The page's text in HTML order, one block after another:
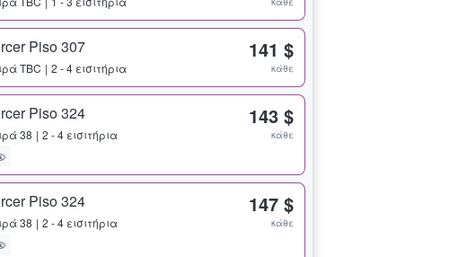
Piso 307
TBC 2 - 4 εισιτήρια
141 $
κάθε
Piso 324
38 2 - 4 εισιτήρια
143 $
κάθε
Piso 324
38 2 - 4 εισιτήρια
147 $
κάθε